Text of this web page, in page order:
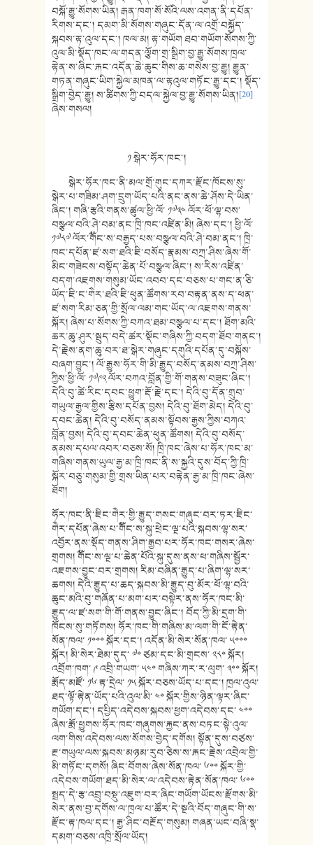
བསྐོ་རྒྱུ་སོགས་ཡིན། རྒན་ཁག་སོ་སོའི་ལས་འགན་ནི་དཔོན་
རིགས་དང་། དམག་མི་སོགས་གཞུང་དོན་ལ་འགྲོ་བསྐྱོད་
སྐབས་རྟ་འུལ་དང་། ཁལ་མ། རྟ་གཡོག ཐབ་གཡོག་སོགས་ཀྱི་
འུལ་མི་སྡོད་ཁང་ལ་གདན་ལྕོག་གྲ་སྒྲིག་བྱ་རྒྱུ་སོགས་ཁྲལ་
རྟེན་ས་ཞིང་རྐང་འདོན་ཆེ་ཆུང་གིས་ཆ་གསེས་བྱ་རྒྱུ། རྒྱུན་
གཏན་གཞུང་ཡིག་སྐྱེལ་མཁན་ལ་རྟའུལ་གཏོང་རྒྱུ་དང་། སྡོད་
སྒྲིག་བྱེད་རྒྱུ། ས་ཚིགས་ཀྱི་བདལ་སྐྱེལ་བྱ་རྒྱུ་སོགས་ཡིན།[20]
ཞེས་གསལ།
༡ སྒེར་ཧོར་ཁང་།
སྒེར་ཧོར་ཁང་ནི་མལ་གྲོ་གུང་དཀར་རྫོང་ཁོངས་སུ་
སྒེར་པ་གཟིམ་ཤག་དྲུག་ཡོད་པའི་ནང་ནས་ཆེ་ཤོས་དེ་ཡིན་
ཞིང་། གཞི་རྩའི་གནས་ཚུལ་ཕྱི་ལོ་ ༡༧༣༤ ལོར་ཕོ་ལྷ་བས་
བསྩལ་བའི་ཤེ་བམ་ནང་ཁྲི་ཁང་འཛིན་མི། ཞེས་དང་། ཕྱི་ལོ་
༡༧༨༧ ལོར་༸གོང་ས་བརྒྱད་པས་བསྩལ་བའི་ཤེ་བམ་ནང་། ཁྲི་
ཁང་དཔོན་ཛ་སག་ཐའི་ཇི་བསོད་རྣམས་བཀྲ་ཤིས་ཞེས་གོ་
མིང་གཟེངས་བསྟོད་ཆེན་པོ་བསྩལ་ཞིང་། ས་རིས་འཛིན་
བདག་འཇགས་གསུམ་ཡོང་འབབ་དང་བཅས་པ་གང་ན་ཅི་
ཡོད་ཇི་ང་གཻར་ཐའི་ཇི་ཕུན་ཚོགས་རབ་བརྟན་ནས་ད་ཕན་
ཛ་སག་རིམ་ཅན་གྱི་སྲོལ་ལམ་གང་ཡོད་ལ་འཇགས་གནས་
སྐོར། ཞེས་པ་སོགས་ཀྱི་བཀའ་ཐམ་བསྩལ་པ་དང་། ཐོག་མའི་
ཆར་ཆུ་ཤུར་སྦུད་བདེ་ཚར་སྡོང་གཞིས་ཀྱི་བདག་ཐོབ་གནང་།
དེ་རྗེས་ནག་ཆུ་བར་ཐ་སྒེར་གཞུང་དགུའི་དཔོན་དུ་བསྐོས་
བཞག་བྱུང་། ལོ་རྒྱུས་ཧོར་གི་མི་རྒྱུད་བསོད་ནམས་བཀྲ་ཤིས་
ཀྱིས་ཕྱི་ལོ་ ༡༧༩༢ ལོར་བཀའ་བློན་གྱི་གོ་གནས་བཟུང་ཞིང་།
དེའི་བུ་ཚེ་རིང་དབང་ཕྱུག་རྡོ་རྗེ་དང་། དེའི་བུ་དོན་གྲུབ་
གཡུལ་རྒྱལ་གྱིས་རྩིས་དཔོན་བྱས། དེའི་བུ་ཐོག་མེད། དེའི་བུ་
དབང་ཆེན། དེའི་བུ་བསོད་ནམས་སྟོབས་རྒྱས་ཀྱིས་བཀའ་
བློན་བྱས། དེའི་བུ་དབང་ཆེན་ཕུན་ཚོགས། དེའི་བུ་བསོད་
ནམས་དཔལ་འབར་བཅས་སོ། ཁྲི་ཁང་ཞེས་པ་ཧོར་ཁང་མ་
གཞིས་གནས་ཡུལ་རྒྱ་མ་ཁྲི་ཁང་ནི་ས་སྐྱའི་དུས་བོད་ཀྱི་ཁྲི་
སྐོར་བཅུ་གསུམ་གྱི་གྲས་ཡིན་པར་བརྟེན་རྒྱ་མ་ཁྲི་ཁང་ཞེས་
ཐོག།
ཧོར་ཁང་ནི་ཇིང་གཻར་གྱི་རྒྱུད་གསང་གཞུང་བར་ཏར་ཇིང་
གཻར་དཔོན་ཞེས་པ་༸གོང་ས་སྐུ་ཕྲེང་ལྔ་པའི་སྐབས་ལྷ་སར་
འབྱོར་ནས་སྡོད་གནས་ཤིག་རྒྱབ་པར་ཧོར་ཁང་གསར་ཞེས་
གྲགས། ༸གོང་ས་ལྔ་པ་ཆེན་པོའི་སྐུ་དུས་ནས་ཕ་གཞིས་སྦྱོར་
འཇགས་བྱུང་བར་གྲགས། རིམ་བཞིན་རྒྱུད་པ་ཞིག་ལྷ་སར་
ཆགས། དེའི་རྒྱུད་པ་ཆད་སྐབས་མི་རྒྱུད་བུ་མོར་ཕོ་ལྷ་བའི་
ཆུང་མའི་བུ་གཞོན་པ་མག་པར་བསྟེར་ནས་ཧོར་ཁང་མི་
རྒྱུད་ལ་ཛ་སག་གི་གོ་གནས་བྱུང་ཞིང་། བོད་ཀྱི་མི་དྲག་གི་
ཁོངས་སུ་གཏོགས། ཧོར་ཁང་གི་གཞིས་མ་ལག་གི་ངོ་རྟེན་
སོན་ཁལ་ ༡༠༠༠ སྐོར་དང་། འདོན་མི་སེར་སོན་ཁལ་ ༥༠༠༠
སྐོར། མི་སེར་ཐེམ་དུད་ ༧༠ ཙམ་དང་མི་གྲངས་ ༢༨༠ སྐོར།
འབྲོག་ཁག་ ༩ འབྲི་གཡག་ ༥༤༠ གཞིས་ཀར་ར་ལུག་ ༣༠༠ སྐོར།
རྨོད་མཛོ་ ༡༦ རྟ་དྲེལ་ ༡༥ སྐོར་བཅས་ཡོད་པ་དང་། ཁྲལ་འུལ་
ཐད་ལྟོ་རྟེན་ཡོད་པའི་འུལ་མི་ ༤༠ སྐོར་གྱིས་ཉིན་ལྟར་ཞིང་
གཡོག་དང་། དཔྱིད་འདེབས་སྐབས་ཕྱག་འདེབས་དང་ ༤༠༠
ཞེས་རྨོ་ཕྱུགས་ཧོར་ཁང་གཞུགས་རྐྱང་ནས་བཏང་སྟེ་འུལ་
ལག་གིས་འདེབས་ལས་སོགས་བྱེད་དགོས། སྟོན་དུས་བཙས་
རྔ་གཡུལ་ལས་སྐབས་མཉམ་རུབ་ཅེས་ས་རྐང་རྗེས་འབྲེལ་གྱི་
མི་གཏོང་དགསོ། ཞིང་བོགས་ཞེས་སོན་ཁལ་ ༦༠༠ སྐོར་གྱི་
འདེབས་གཡོག་ཐད་མི་སེར་ལ་འདེབས་རྟེན་སོན་ཁལ་ ༦༠༠
སྤྲད་དེ་རྩ་འབྲུ་བསྡུ་འཇུག་བར་ཞིང་གཡོག་ཡོངས་རྫོགས་མི་
སེར་ནས་བྱ་དགོས་ལ་ཁྲལ་པ་ཚོར་དེ་སྔའི་བོད་གཞུང་གི་ས་
རྫོང་རྟ་ཁལ་དང་། རྒྱ་ཤིང་བརྔོད་གསུམ། གཞན་ཡང་བཞི་སྣ་
དམག་བཅས་འཁྲི་སྲོལ་ཡོད།